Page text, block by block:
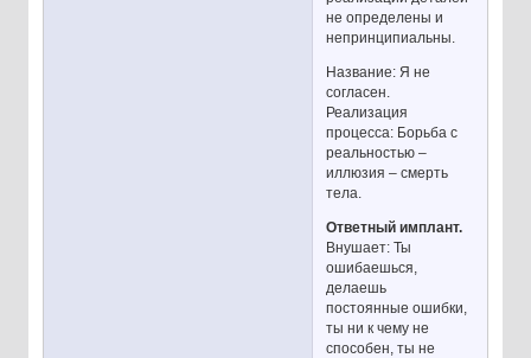
не определены и
непринципиальны.
Название: Я не
согласен.
Реализация
процесса: Борьба с
реальностью –
иллюзия – смерть
тела.
Ответный имплант.
Внушает: Ты
ошибаешься,
делаешь
постоянные ошибки,
ты ни к чему не
способен, ты не